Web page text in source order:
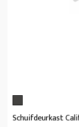
Schuifdeurkast